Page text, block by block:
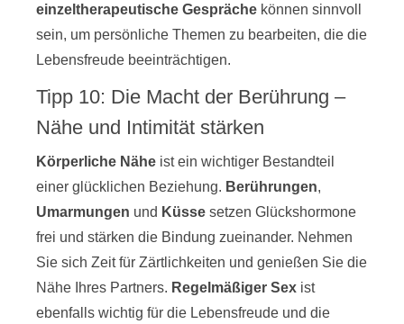
einzeltherapeutische Gespräche können sinnvoll
sein, um persönliche Themen zu bearbeiten, die die
Lebensfreude beeinträchtigen.
Tipp 10: Die Macht der Berührung –
Nähe und Intimität stärken
Körperliche Nähe ist ein wichtiger Bestandteil
einer glücklichen Beziehung. Berührungen,
Umarmungen und Küsse setzen Glückshormone
frei und stärken die Bindung zueinander. Nehmen
Sie sich Zeit für Zärtlichkeiten und genießen Sie die
Nähe Ihres Partners. Regelmäßiger Sex ist
ebenfalls wichtig für die Lebensfreude und die